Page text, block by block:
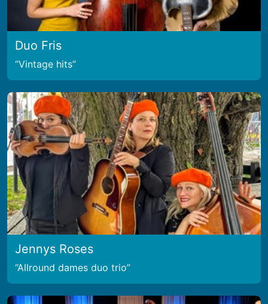
Duo Fris
Vintage hits
Jennys Roses
Allround dames duo trio